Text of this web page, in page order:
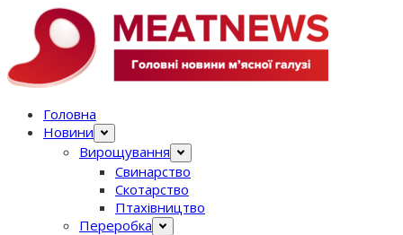
Головна
Новини
Вирощування
Свинарство
Скотарство
Птахівництво
Переробка